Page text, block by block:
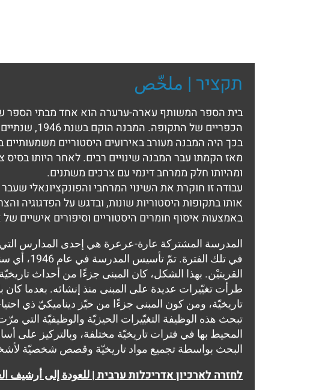
תקציר | ملخّص
בית הספר המשותף עארה-ערערה הוא אחד מבתי הספר
הכפריים
בכך היה המבנה מעורב באירועים היסטוריים משמעותיים
מאז הקמתו עבר המבנה שינויים רבים. לאחר היותו בסיס
ומהיותו חלק ממרחב דינמי עם צרכים משתנים.
עבודה זו חוקרת את השינוי המרחבי והפונקציונאלי
אותו בתקופות היסטוריות שונות, ובדגש על הפדגוגיה
באמצעות איסוף חומרים היסטוריים וסיפורים אישיים
المدرسة المشتركة عارة-عرعرة هي إحدى المدارس التي
في تلك
القريتيْن. بهذا الشكل، كان المبنى جزءًا من أحداث
طرأت تغيّيرات عديدة على المبنى منذ إنشائه. بعدما
تاريخيّة، ومن كون المبنى جزءًا من حيّز ديناميكيّ ذي
تبحث هذه الوظيفة التغيّيرات الحيزيّة والوظيفيّة التي
المحيط بها في فترات تاريخيّة مختلفة، وبالتركيز على
البحث بواسطة تجميع مواد تاريخيّة وقصص شخصيّة
לחזרה לארכיון אדריכלות ערבית | للعودة إلى أرشيف